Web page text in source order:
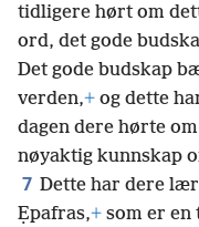
tidligere hørt om
ord, det gode
Det gode budskap
verden,+ og dette
dagen dere hørte
nøyaktig kunnskap
7 Dette har dere
Ẹpafras,+ som er